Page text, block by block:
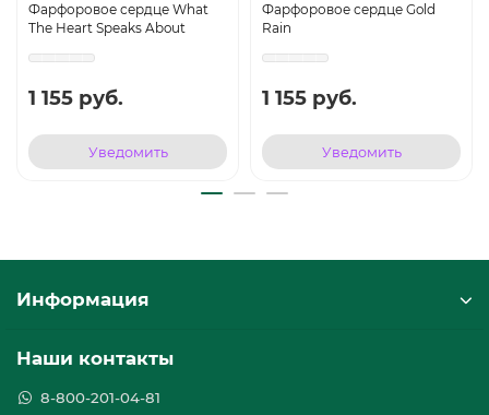
Фарфоровое сердце What
The Heart Speaks About
1 155 руб.
Уведомить
Фарфоровое сердце Gold
Rain
1 155 руб.
Уведомить
Информация
Наши контакты
8-800-201-04-81